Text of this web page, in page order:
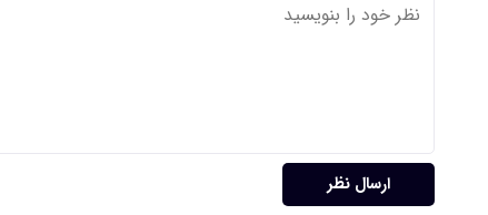
ارسال نظر